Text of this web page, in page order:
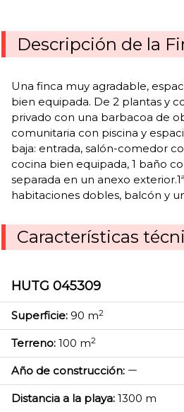
Descripción de la
Una finca muy agradable,
bien equipada. De 2 plantas y
privado con una barbacoa de
comunitaria con piscina y
baja: entrada, salón-comedor
cocina bien equipada, 1 baño
separada en un anexo
habitaciones dobles, balcón y
Características
HUTG 045309
Superficie: 90 m2
Terreno: 100 m2
Año de construcción:
Distancia a la playa: 1300 m